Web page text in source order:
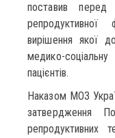
поставив перед
репродуктивної
вирішення якої
медико-
пацієнтів.
Наказом МОЗ
затвердження
репродуктивних